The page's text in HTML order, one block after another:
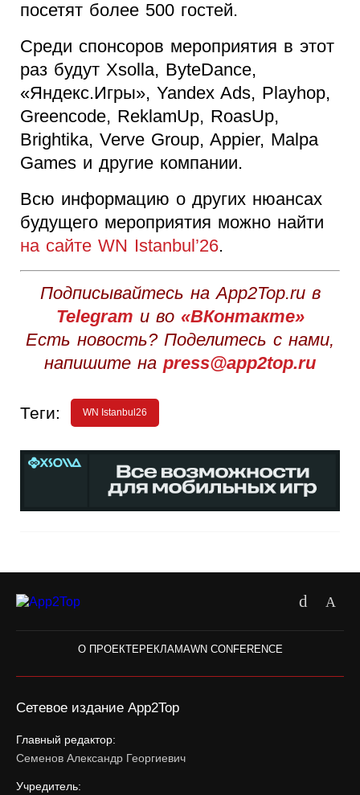
посетят более 500 гостей.
Среди спонсоров мероприятия в этот
раз будут Xsolla, ByteDance,
«Яндекс.Игры», Yandex Ads, Playhop,
Greencode, ReklamUp, RoasUp,
Brightika, Verve Group, Appier, Malpa
Games и другие компании.
Всю информацию о других нюансах
будущего мероприятия можно найти
на сайте WN Istanbul’26.
Подписывайтесь на App2Top.ru в
Telegram и во «ВКонтакте»
Есть новость? Поделитесь с нами,
напишите на press@app2top.ru
Теги: WN Istanbul26
О ПРОЕКТЕРЕКЛАМАWN CONFERENCE
Сетевое издание App2Top
Главный редактор:
Семенов Александр Георгиевич
Учредитель: